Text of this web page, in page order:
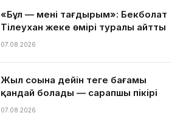
«Бұл — менің тағдырым»: Бекболат
Тілеухан жеке өмірі туралы айтты
07.08.2026
Жыл соңына дейін теңге бағамы
қандай болады — сарапшы пікірі
07.08.2026